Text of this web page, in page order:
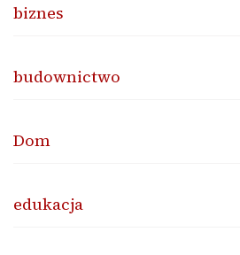
biznes
budownictwo
Dom
edukacja